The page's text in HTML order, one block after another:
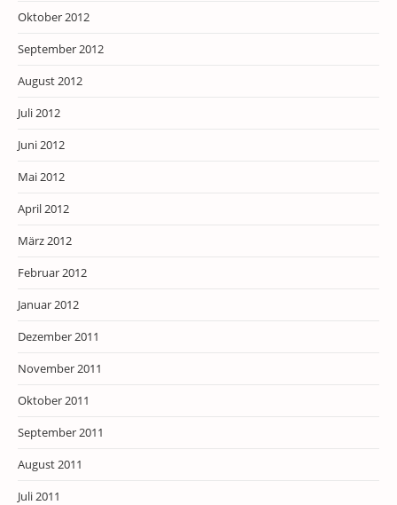
Oktober 2012
September 2012
August 2012
Juli 2012
Juni 2012
Mai 2012
April 2012
März 2012
Februar 2012
Januar 2012
Dezember 2011
November 2011
Oktober 2011
September 2011
August 2011
Juli 2011